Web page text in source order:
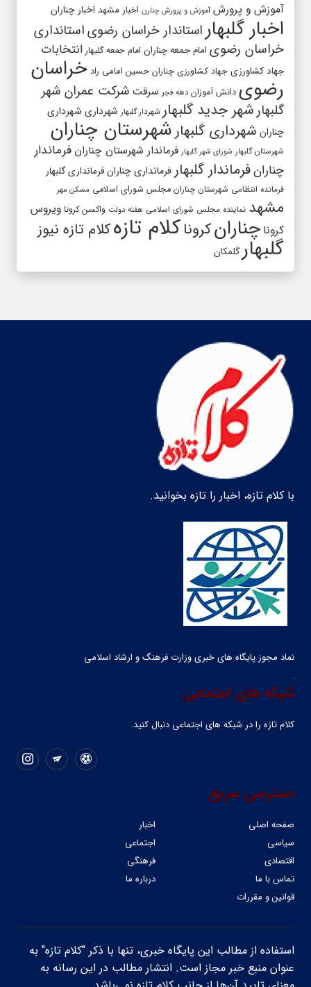
آموزش و پرورش آموزش و پرورش چنارن اخبار مشهد اخبار چناران
اخبار گلبهار استاندار خراسان رضویاستانداری
خراسان رضوی امام جمعه چناران امام جمعه گلبهار انتخابات
جهاد کشاورزی جهاد کشاورزی چناران حسین امامی راد خراسان
رضوی دانش آموزان دهه فجر سرقت شرکت عمران شهر
گلبهارشهر جدید گلبهار شهردار گلبهار شهرداری شهرداری
چناران شهرداری گلبهار شهرستان چناران
شهرستان گلبهار شورای شهر گلبهار فرماندار شهرستان چناران فرماندار
چنارانفرماندار گلبهار فرمانداری چنارانفرمانداری گلبهار
فرمانده انتظامی شهرستان چناران مجلس شورای اسلامی مسکن مهر
مشهد نماینده مجلس شورای اسلامی هفته دولت واکسن کرونا ویروس
کرونا چنارانکروناکلام تازهکلام تازه نیوز
گلبهارگلمکان
با کلام تازه، اخبار را تازه بخوانید.
نماد مجوز پایگاه های خبری وزارت فرهنگ و ارشاد اسلامی
شبکه های اجتماعی
کلام تازه را در شبکه ‌های اجتماعی دنبال کنید.
دسترسی سریع
صفحه اصلی
اخبار
سیاسی
اجتماعی
اقتصادی
فرهنگی
تماس با ما
درباره ما
قوانین و مقررات
استفاده از مطالب این پایگاه خبری، تنها با ذکر "کلام تازه" به
عنوان منبع خبر مجاز است. انتشار مطالب در این رسانه به